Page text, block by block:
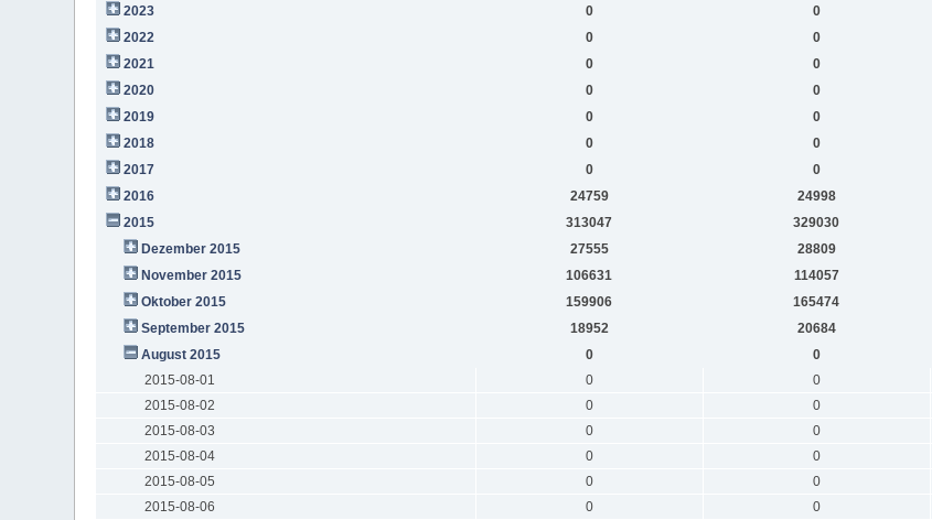
2023
0 0
2022
0 0
2021
0 0
2020
0 0
2019
0 0
2018
0 0
2017
0 0
2016
24759 24998
2015
313047 329030
Dezember 2015
27555 28809
November 2015
106631 114057
Oktober 2015
159906 165474
September 2015
18952 20684
August 2015
0 0
2015-08-01
0 0
2015-08-02
0 0
2015-08-03
0 0
2015-08-04
0 0
2015-08-05
0 0
2015-08-06
0 0